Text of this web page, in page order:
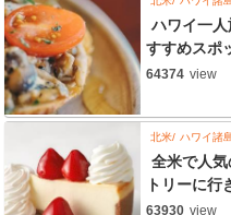
ハワイ一
すすめスポ
64374 view
北米 ハワイ諸
全米で人
トリーに行
63930 view